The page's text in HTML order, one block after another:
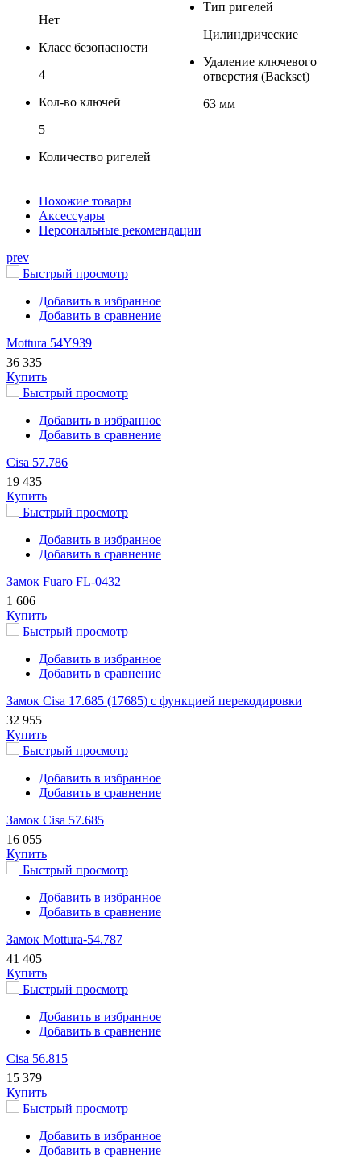
Нет
Класс безопасности
4
Кол-во ключей
5
Количество ригелей
Тип ригелей
Цилиндрические
Удаление ключевого
отверстия (Backset)
63 мм
Похожие товары
Аксессуары
Персональные рекомендации
prev
Быстрый просмотр
Добавить в избранное
Добавить в сравнение
Mottura 54Y939
36 335
Купить
Быстрый просмотр
Добавить в избранное
Добавить в сравнение
Cisa 57.786
19 435
Купить
Быстрый просмотр
Добавить в избранное
Добавить в сравнение
Замок Fuaro FL-0432
1 606
Купить
Быстрый просмотр
Добавить в избранное
Добавить в сравнение
Замок Cisa 17.685 (17685) с функцией перекодировки
32 955
Купить
Быстрый просмотр
Добавить в избранное
Добавить в сравнение
Замок Cisa 57.685
16 055
Купить
Быстрый просмотр
Добавить в избранное
Добавить в сравнение
Замок Mottura-54.787
41 405
Купить
Быстрый просмотр
Добавить в избранное
Добавить в сравнение
Cisa 56.815
15 379
Купить
Быстрый просмотр
Добавить в избранное
Добавить в сравнение